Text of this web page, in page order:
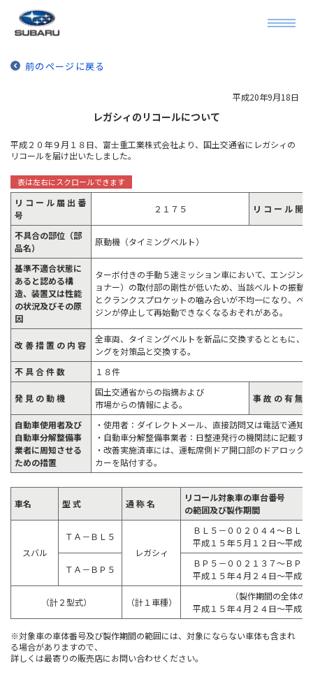
前のページに戻る
平成20年9月18日
レガシィのリコールについて
平成２０年９月１８日、富士重工業株式会社より、国土交通省にレガシィの
リコールを届け出いたしました。
リ コ ー ル 届 出 番
号
２１７５ リ コ ー ル 開
不具合の部位（部
品名）
原動機（タイミングベルト）
基準不適合状態に
あると認める構
造、装置又は性能
の状況及びその原
因
ターボ付きの手動５速ミッション車において、エンジン
ョナー）の取付部の剛性が低いため、当該ベルトの振動
とクランクスプロケットの噛み合いが不均一になり、ベ
ジンが停止して再始動できなくなるおそれがある。
改 善 措 置 の 内 容
全車両、タイミングベルトを新品に交換するとともに、
ングを対策品と交換する。
不 具 合 件 数
１８件
発 見 の 動 機
国土交通省からの指摘および
市場からの情報による。
事 故 の 有 無
自動車使用者及び
自動車分解整備事
業者に周知させる
ための措置
・使用者：ダイレクトメール、直接訪問又は電話で通知
・自動車分解整備事業者：日整連発行の機関誌に記載す
・改善実施済車には、運転席側ドア開口部のドアロック
カーを貼付する。
車名 型 式 通 称 名
リコール対象車の車台番号
の範囲及び製作期間
スバル
ＴＡ－ＢＬ５
レガシィ
ＢＬ５－００２０４４～ＢＬ
平成１５年５月１２日～平成
ＴＡ－ＢＰ５
ＢＰ５－００２１３７～ＢＰ
平成１５年４月２４日～平成
（計２型式） （計１車種）
（製作期間の全体の
平成１５年４月２４日～平成
※対象車の車体番号及び製作期間の範囲には、対象にならない車体も含まれ
る場合がありますので、
詳しくは最寄りの販売店にお問い合わせください。